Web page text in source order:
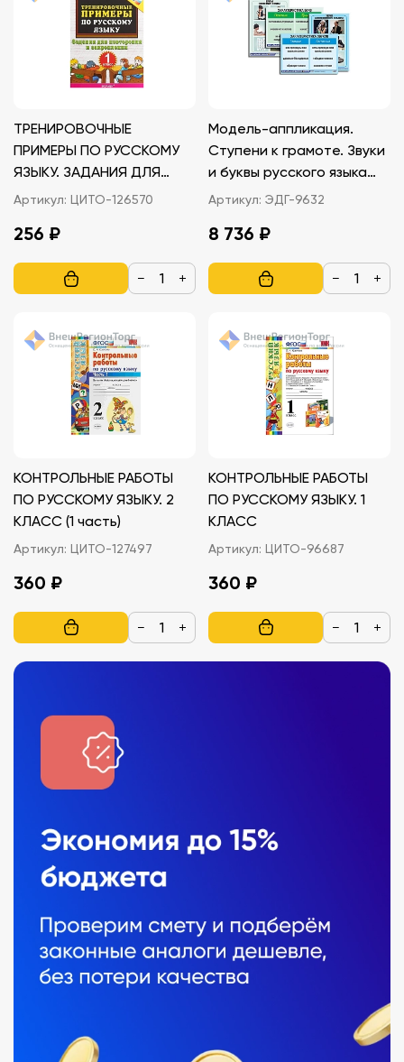
ТРЕНИРОВОЧНЫЕ
ПРИМЕРЫ ПО РУССКОМУ
ЯЗЫКУ. ЗАДАНИЯ ДЛЯ
ПОВТОРЕНИЯ И
ФГОС.
Артикул: ЦИТО-126570
256 ₽
− +
Модель-аппликация.
Ступени к грамоте. Звуки
и буквы русского языка
(лам.)
Артикул: ЭДГ-9632
8 736 ₽
− +
КОНТРОЛЬНЫЕ РАБОТЫ
ПО РУССКОМУ ЯЗЫКУ. 2
КЛАСС (1 часть)
Артикул: ЦИТО-127497
360 ₽
− +
КОНТРОЛЬНЫЕ РАБОТЫ
ПО РУССКОМУ ЯЗЫКУ. 1
КЛАСС
Артикул: ЦИТО-96687
360 ₽
− +